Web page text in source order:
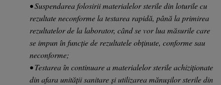
• Suspendarea folosirii materialelor sterile din loturile cu
rezultate neconforme la testarea rapidă, până la primirea
rezultatelor de la laborator, când se vor lua măsurile care
se impun în funcție de rezultatele obținute, conforme sau
neconforme;
• Testarea în continuare a materialelor sterile achiziționate
din afara unității sanitare și utilizarea mănușilor sterile din